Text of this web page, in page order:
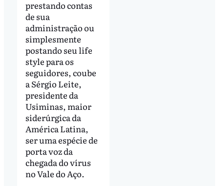
prestando contas
de sua
administração ou
simplesmente
postando seu life
style para os
seguidores, coube
a Sérgio Leite,
presidente da
Usiminas­, maior
siderúrgica da
América Latina,
ser uma espécie de
porta voz da
chegada do vírus
no Vale do Aço.